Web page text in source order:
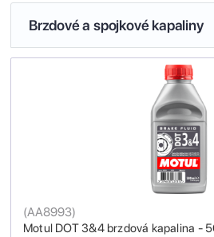
Brzdové a spojkové kapaliny
Motul DOT 3&4 brzdová kapalina -
(AA8993)